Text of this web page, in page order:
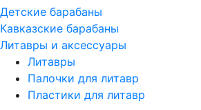
Детские барабаны
Кавказские барабаны
Литавры и аксессуары
Литавры
Палочки для литавр
Пластики для литавр